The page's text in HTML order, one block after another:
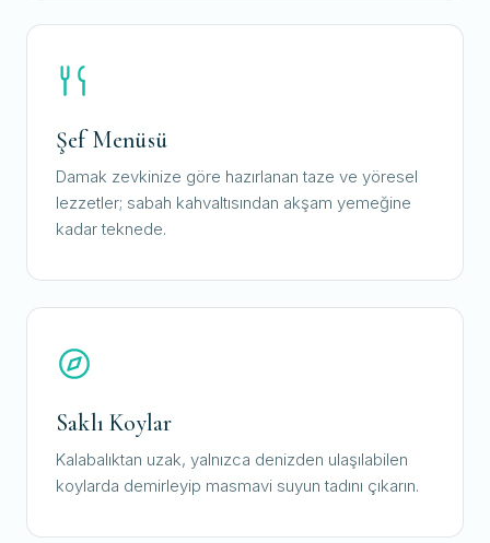
Şef Menüsü
Damak zevkinize göre hazırlanan taze ve yöresel
lezzetler; sabah kahvaltısından akşam yemeğine
kadar teknede.
Saklı Koylar
Kalabalıktan uzak, yalnızca denizden ulaşılabilen
koylarda demirleyip masmavi suyun tadını çıkarın.